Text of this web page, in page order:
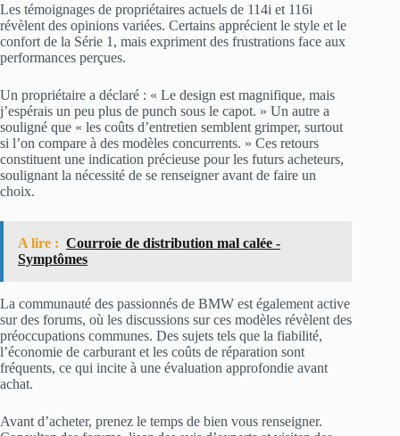
Les témoignages de propriétaires actuels de 114i et 116i
révèlent des opinions variées. Certains apprécient le style et le
confort de la Série 1, mais expriment des frustrations face aux
performances perçues.
Un propriétaire a déclaré : « Le design est magnifique, mais
j’espérais un peu plus de punch sous le capot. » Un autre a
souligné que « les coûts d’entretien semblent grimper, surtout
si l’on compare à des modèles concurrents. » Ces retours
constituent une indication précieuse pour les futurs acheteurs,
soulignant la nécessité de se renseigner avant de faire un
choix.
A lire : Courroie de distribution mal calée -
Symptômes
La communauté des passionnés de BMW est également active
sur des forums, où les discussions sur ces modèles révèlent des
préoccupations communes. Des sujets tels que la fiabilité,
l’économie de carburant et les coûts de réparation sont
fréquents, ce qui incite à une évaluation approfondie avant
achat.
Avant d’acheter, prenez le temps de bien vous renseigner.